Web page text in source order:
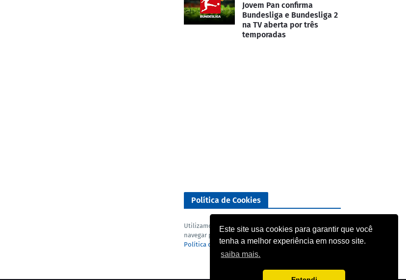
Este site usa cookies para garantir que você
tenha a melhor experiência em nosso site.
saiba mais.
Jovem Pan confirma
Bundesliga e Bundesliga 2
na TV aberta por três
temporadas
Política de Cookies
Utilizamos cookies para analisar o nosso tráfego. Ao
navegar pelo blog você concorda com a nossa
Política de privacidadeeTermo de uso.